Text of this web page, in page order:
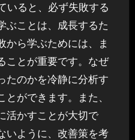
いると、必ず失敗する
ぶことは、成長するた
から学ぶためには、ま
ことが重要です。なぜ
たのかを冷静に分析す
ができます。また、
活かすことが大切で
いように、改善策を考